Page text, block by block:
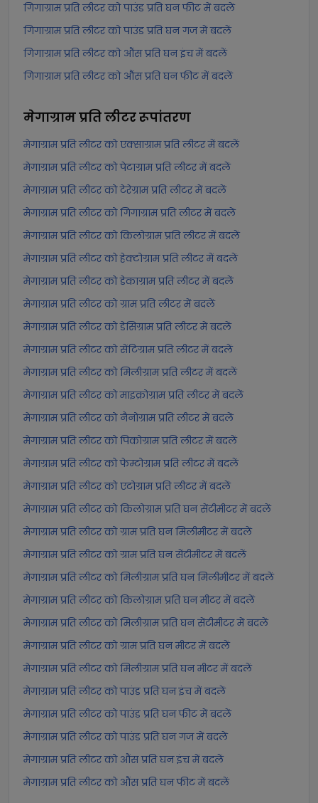
गिगाग्राम प्रति लीटर को पाउंड प्रति घन फीट में बदलें
गिगाग्राम प्रति लीटर को पाउंड प्रति घन गज में बदलें
गिगाग्राम प्रति लीटर को औंस प्रति घन इंच में बदलें
गिगाग्राम प्रति लीटर को औंस प्रति घन फीट में बदलें
मेगाग्राम प्रति लीटररूपांतरण
मेगाग्राम प्रति लीटर को एक्साग्राम प्रति लीटर में बदलें
मेगाग्राम प्रति लीटर को पेटाग्राम प्रति लीटर में बदलें
मेगाग्राम प्रति लीटर को टेरेग्राम प्रति लीटर में बदलें
मेगाग्राम प्रति लीटर को गिगाग्राम प्रति लीटर में बदलें
मेगाग्राम प्रति लीटर को किलोग्राम प्रति लीटर में बदलें
मेगाग्राम प्रति लीटर को हेक्टोग्राम प्रति लीटर में बदलें
मेगाग्राम प्रति लीटर को डेकाग्राम प्रति लीटर में बदलें
मेगाग्राम प्रति लीटर को ग्राम प्रति लीटर में बदलें
मेगाग्राम प्रति लीटर को डेसिग्राम प्रति लीटर में बदलें
मेगाग्राम प्रति लीटर को सेंटिग्राम प्रति लीटर में बदलें
मेगाग्राम प्रति लीटर को मिलीग्राम प्रति लीटर में बदलें
मेगाग्राम प्रति लीटर को माइक्रोग्राम प्रति लीटर में बदलें
मेगाग्राम प्रति लीटर को नैनोग्राम प्रति लीटर में बदलें
मेगाग्राम प्रति लीटर को पिकोग्राम प्रति लीटर में बदलें
मेगाग्राम प्रति लीटर को फेम्टोग्राम प्रति लीटर में बदलें
मेगाग्राम प्रति लीटर को एटोग्राम प्रति लीटर में बदलें
मेगाग्राम प्रति लीटर को किलोग्राम प्रति घन सेंटीमीटर में बदलें
मेगाग्राम प्रति लीटर को ग्राम प्रति घन मिलीमीटर में बदलें
मेगाग्राम प्रति लीटर को ग्राम प्रति घन सेंटीमीटर में बदलें
मेगाग्राम प्रति लीटर को मिलीग्राम प्रति घन मिलीमीटर में बदलें
मेगाग्राम प्रति लीटर को किलोग्राम प्रति घन मीटर में बदलें
मेगाग्राम प्रति लीटर को मिलीग्राम प्रति घन सेंटीमीटर में बदलें
मेगाग्राम प्रति लीटर को ग्राम प्रति घन मीटर में बदलें
मेगाग्राम प्रति लीटर को मिलीग्राम प्रति घन मीटर में बदलें
मेगाग्राम प्रति लीटर को पाउंड प्रति घन इंच में बदलें
मेगाग्राम प्रति लीटर को पाउंड प्रति घन फीट में बदलें
मेगाग्राम प्रति लीटर को पाउंड प्रति घन गज में बदलें
मेगाग्राम प्रति लीटर को औंस प्रति घन इंच में बदलें
मेगाग्राम प्रति लीटर को औंस प्रति घन फीट में बदलें